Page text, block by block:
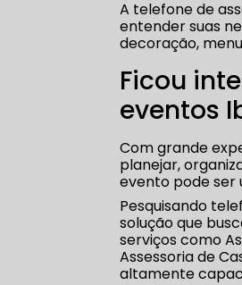
A telefone de
entender suas
decoração,
Ficou
eventos
Com grande
planejar,
evento pode ser
Pesquisando
solução que
serviços como
Assessoria de
altamente